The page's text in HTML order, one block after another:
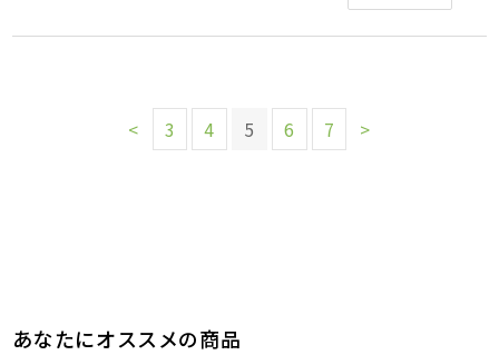
< 3 4 5 6 7 >
あなたにオススメの商品